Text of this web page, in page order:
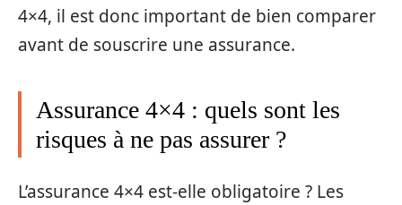
4×4, il est donc important de bien comparer
avant de souscrire une assurance.
Assurance 4×4 : quels sont les
risques à ne pas assurer ?
L’assurance 4×4 est-elle obligatoire ? Les